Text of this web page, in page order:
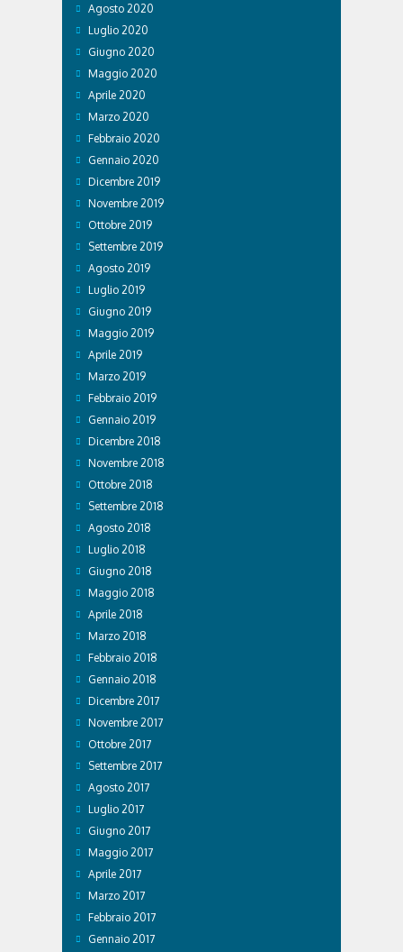
Agosto 2020
Luglio 2020
Giugno 2020
Maggio 2020
Aprile 2020
Marzo 2020
Febbraio 2020
Gennaio 2020
Dicembre 2019
Novembre 2019
Ottobre 2019
Settembre 2019
Agosto 2019
Luglio 2019
Giugno 2019
Maggio 2019
Aprile 2019
Marzo 2019
Febbraio 2019
Gennaio 2019
Dicembre 2018
Novembre 2018
Ottobre 2018
Settembre 2018
Agosto 2018
Luglio 2018
Giugno 2018
Maggio 2018
Aprile 2018
Marzo 2018
Febbraio 2018
Gennaio 2018
Dicembre 2017
Novembre 2017
Ottobre 2017
Settembre 2017
Agosto 2017
Luglio 2017
Giugno 2017
Maggio 2017
Aprile 2017
Marzo 2017
Febbraio 2017
Gennaio 2017